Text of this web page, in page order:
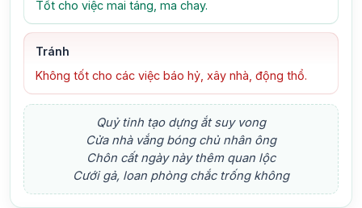
Tốt cho việc mai táng, ma chay.
Tránh
Không tốt cho các việc báo hỷ, xây nhà, động thổ.
Quỷ tinh tạo dựng ắt suy vong
Cửa nhà vắng bóng chủ nhân ông
Chôn cất ngày này thêm quan lộc
Cưới gả, loan phòng chắc trống không